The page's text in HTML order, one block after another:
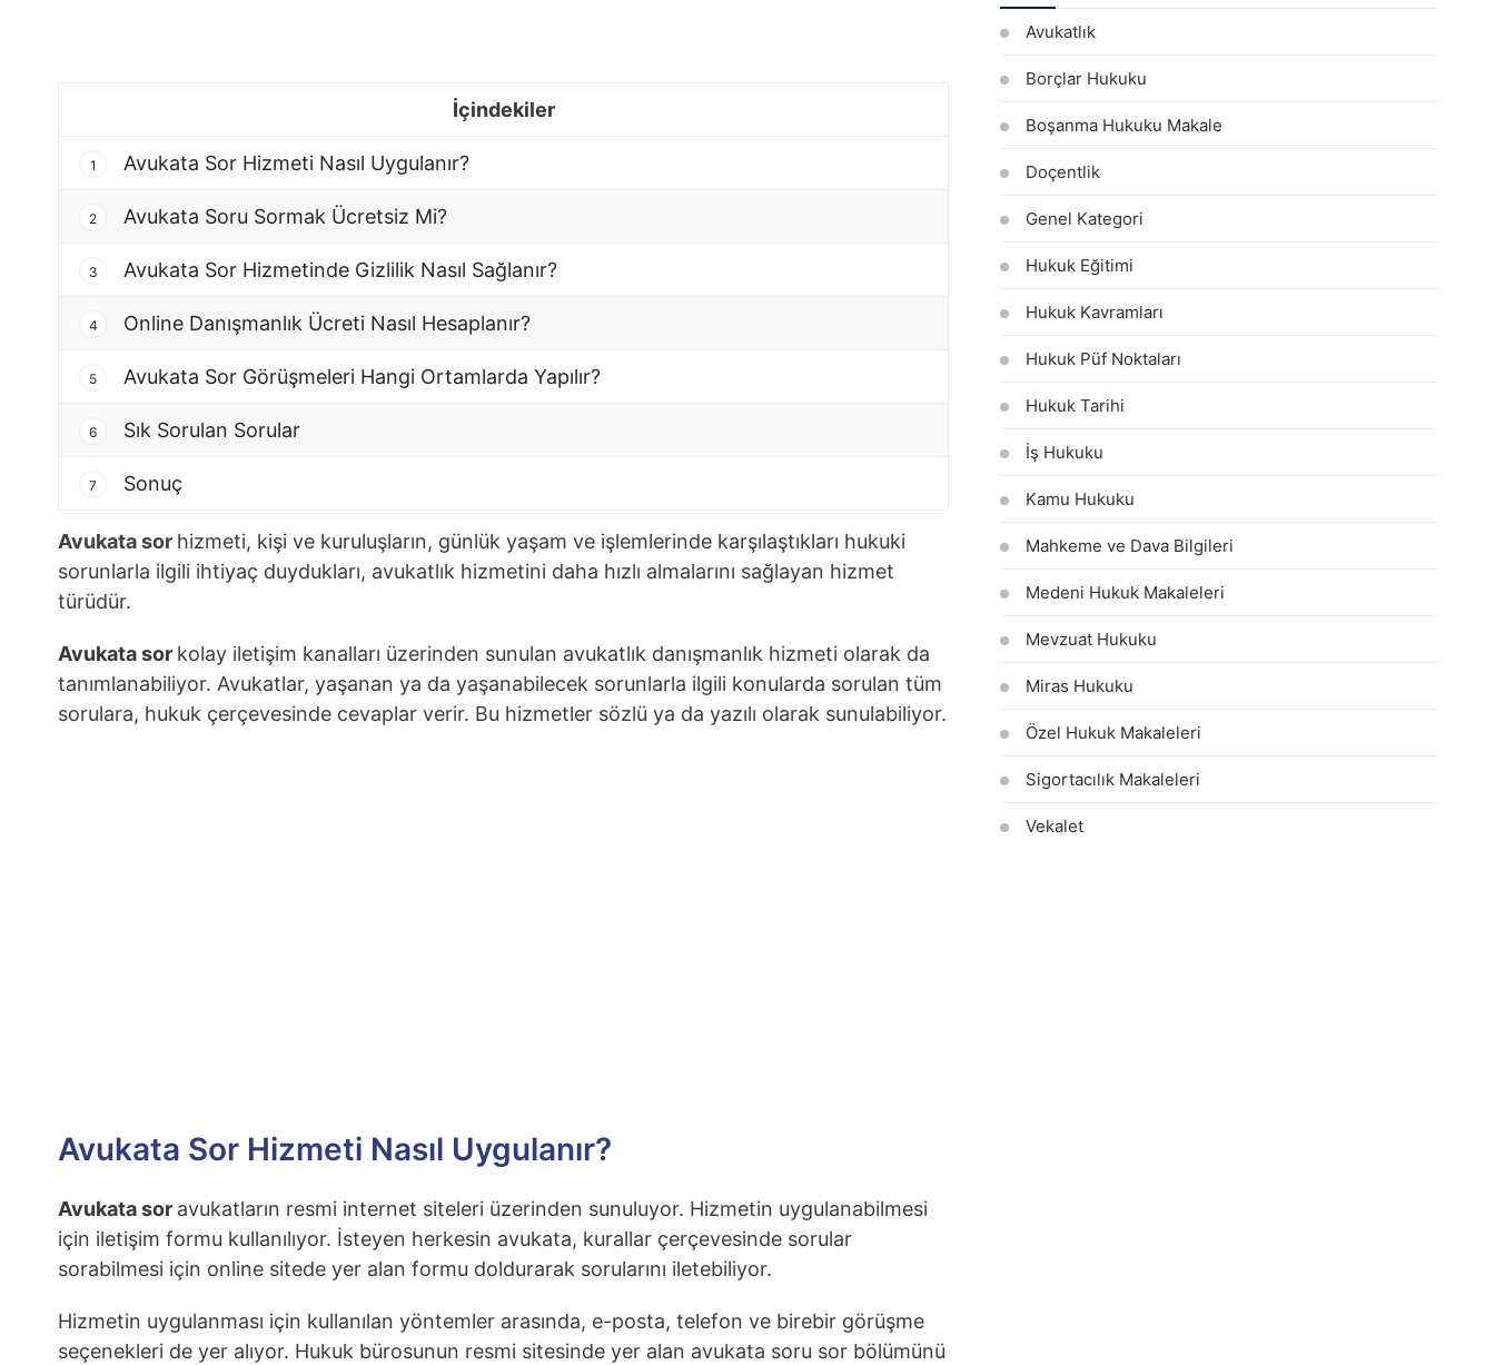
İçindekiler
1 Avukata Sor Hizmeti Nasıl Uygulanır?
2 Avukata Soru Sormak Ücretsiz Mi?
3 Avukata Sor Hizmetinde Gizlilik Nasıl Sağlanır?
4 Online Danışmanlık Ücreti Nasıl Hesaplanır?
5 Avukata Sor Görüşmeleri Hangi Ortamlarda Yapılır?
6 Sık Sorulan Sorular
7 Sonuç
Avukata sor hizmeti, kişi ve kuruluşların, günlük yaşam ve işlemlerinde karşılaştıkları hukuki
sorunlarla ilgili ihtiyaç duydukları, avukatlık hizmetini daha hızlı almalarını sağlayan hizmet
türüdür.
Avukata sor kolay iletişim kanalları üzerinden sunulan avukatlık danışmanlık hizmeti olarak da
tanımlanabiliyor. Avukatlar, yaşanan ya da yaşanabilecek sorunlarla ilgili konularda sorulan tüm
sorulara, hukuk çerçevesinde cevaplar verir. Bu hizmetler sözlü ya da yazılı olarak sunulabiliyor.
Avukata Sor Hizmeti Nasıl Uygulanır?
Avukata sor avukatların resmi internet siteleri üzerinden sunuluyor. Hizmetin uygulanabilmesi
için iletişim formu kullanılıyor. İsteyen herkesin avukata, kurallar çerçevesinde sorular
sorabilmesi için online sitede yer alan formu doldurarak sorularını iletebiliyor.
Hizmetin uygulanması için kullanılan yöntemler arasında, e-posta, telefon ve birebir görüşme
seçenekleri de yer alıyor. Hukuk bürosunun resmi sitesinde yer alan avukata soru sor bölümünü
Avukatlık
Borçlar Hukuku
Boşanma Hukuku Makale
Doçentlik
Genel Kategori
Hukuk Eğitimi
Hukuk Kavramları
Hukuk Püf Noktaları
Hukuk Tarihi
İş Hukuku
Kamu Hukuku
Mahkeme ve Dava Bilgileri
Medeni Hukuk Makaleleri
Mevzuat Hukuku
Miras Hukuku
Özel Hukuk Makaleleri
Sigortacılık Makaleleri
Vekalet